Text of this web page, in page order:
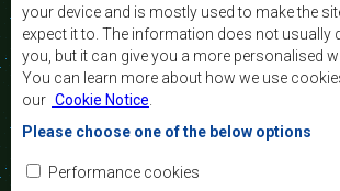
Nous contacter
SADC House
Plot No. 54385
Central Business District
Private Bag 0095
your device and is mostly used to make the
expect it to. The information does not usually
you, but it can give you a more personalised
You can learn more about how we use
our Cookie Notice
Please choose one of the below options
Performance cookies